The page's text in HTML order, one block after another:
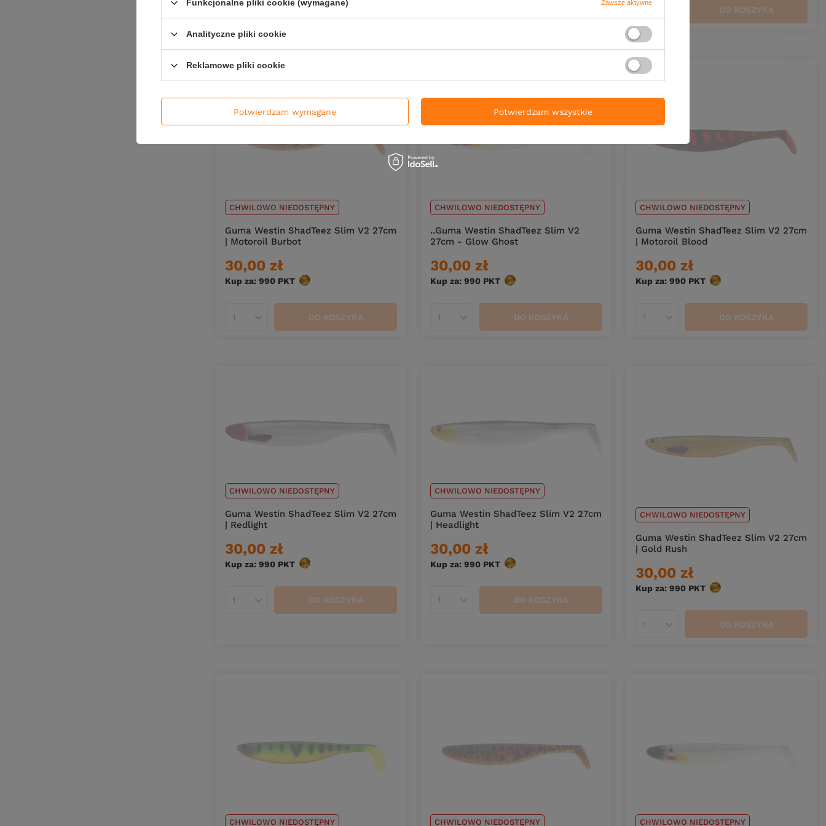
DO KOSZYKA DO KOSZYKA
CHWILOWO NIEDOSTĘPNY
Guma Westin ShadTeez Slim V2 27cm
| Motoroil Burbot
30,00 zł
Kup za: 990 PKT punktów
Ilość produktów DO KOSZYKA
CHWILOWO NIEDOSTĘPNY
..Guma Westin ShadTeez Slim V2
27cm - Glow Ghost
30,00 zł
Kup za: 990 PKT punktów
Ilość produktów DO KOSZYKA
CHWILOWO NIEDOSTĘPNY
Guma Westin ShadTeez Slim V2 27cm
| Motoroil Blood
30,00 zł
Kup za: 990 PKT punktów
Ilość produktów DO KOSZYKA
CHWILOWO NIEDOSTĘPNY
Guma Westin ShadTeez Slim V2 27cm
| Redlight
30,00 zł
Kup za: 990 PKT punktów
Ilość produktów DO KOSZYKA
CHWILOWO NIEDOSTĘPNY
Guma Westin ShadTeez Slim V2 27cm
| Headlight
30,00 zł
Kup za: 990 PKT punktów
Ilość produktów DO KOSZYKA
CHWILOWO NIEDOSTĘPNY
Guma Westin ShadTeez Slim V2 27cm
| Gold Rush
30,00 zł
Kup za: 990 PKT punktów
Ilość produktów DO KOSZYKA
CHWILOWO NIEDOSTĘPNY CHWILOWO NIEDOSTĘPNY CHWILOWO NIEDOSTĘPNY
Funkcjonalne pliki cookie (wymagane) Zawsze aktywne
Analityczne pliki cookie
Reklamowe pliki cookie
Potwierdzam wymagane Potwierdzam wszystkie